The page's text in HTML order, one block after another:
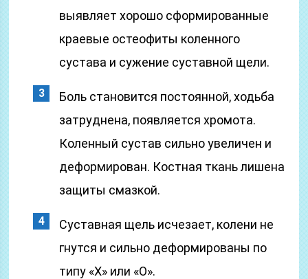
выявляет хорошо сформированные
краевые остеофиты коленного
сустава и сужение суставной щели.
Боль становится постоянной, ходьба
затруднена, появляется хромота.
Коленный сустав сильно увеличен и
деформирован. Костная ткань лишена
защиты смазкой.
Суставная щель исчезает, колени не
гнутся и сильно деформированы по
типу «Х» или «О».